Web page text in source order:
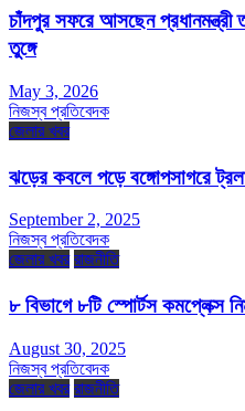
চাঁদপুর সফরে আসছেন
তুঙ্গে
May 3, 2026
নিজস্ব প্রতিবেদক
জেলার খবর
ঝড়ের কবলে পড়ে বঙ্গোপসাগরে
September 2, 2025
নিজস্ব প্রতিবেদক
জেলার খবর রাজনীতি
৮ বিভাগে ৮টি স্পোর্টস কমপ্লেক্স
August 30, 2025
নিজস্ব প্রতিবেদক
জেলার খবর রাজনীতি